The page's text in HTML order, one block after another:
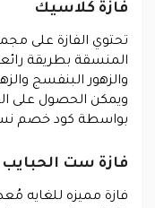
فازة كلاسيك
تحتوي الفازة على
المنسقة بطريقة
والزهور البنفسج
ويمكن الحصول على
بواسطة كود خصم
فازة ست الحبايب
فازة مميزه للغايه